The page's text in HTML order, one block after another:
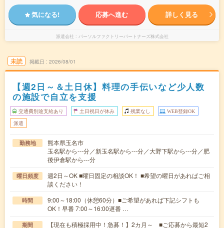
気になる! 応募へ進む 詳しく見る
派遣会社 パーソルファクトリーパートナーズ株式会社
未読 掲載日 2026/08/01
【週2日～＆土日休】料理の手伝いなど少人数
の施設で自立を支援
交通費別途支給あり 土日祝日が休み 残業なし WEB登録OK
派遣
勤務地
熊本県玉名市
玉名駅から---分／新玉名駅から---分／大野下駅から---分／肥
後伊倉駅から---分
曜日頻度
週2日～OK ■曜日固定の相談OK！ ■希望の曜日があればご相
談ください！
時間
9:00～18:00（休憩60分）■ご希望があれば下記シフトも
OK！早番 7:00～16:00遅番 …
期間 【現在も積極採用中！急募！】2カ月～ ■ご応募から最短2